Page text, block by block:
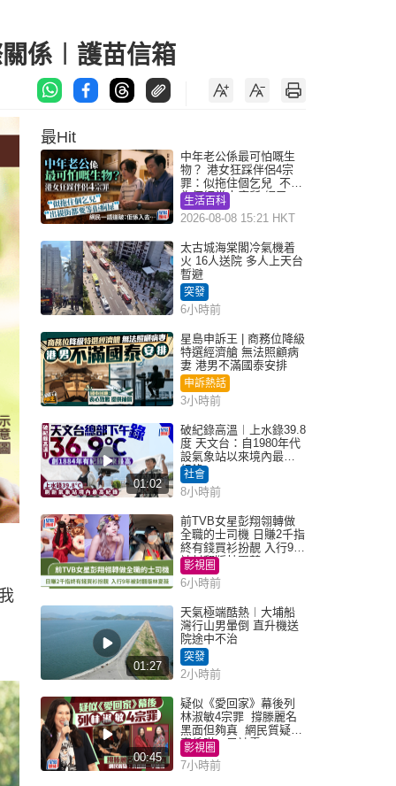
係︱護苗信箱
最Hit
中年老公係最可怕嘅生
物？ 港女狂踩伴侶4宗
罪：似拖住個乞兒 不解
為何經常去廁所 網民一
語道破
生活百科
2026-08-08 15:21 HKT
太古城海棠閣冷氣機着
火 16人送院 多人上天台
暫避
突發
6小時前
星島申訴王 | 商務位降級
特選經濟艙 無法照顧病
妻 港男不滿國泰安排
申訴熱話
3小時前
01:02
破紀錄高溫︱上水錄39.8
度 天文台：自1980年代
設氣象站以來境內最高
紀錄
社會
8小時前
前TVB女星彭翔翎轉做
全職的士司機 日賺2千指
終有錢買衫扮靚 入行9年
被封翻版林夏薇
影視圈
6小時前
01:27
天氣極端酷熱︱大埔船
灣行山男暈倒 直升機送
院途中不治
突發
2小時前
00:45
疑似《愛回家》幕後列
林淑敏4宗罪 撐滕麗名
黑面但夠真 網民質疑：
真係咁一早被雪
影視圈
7小時前